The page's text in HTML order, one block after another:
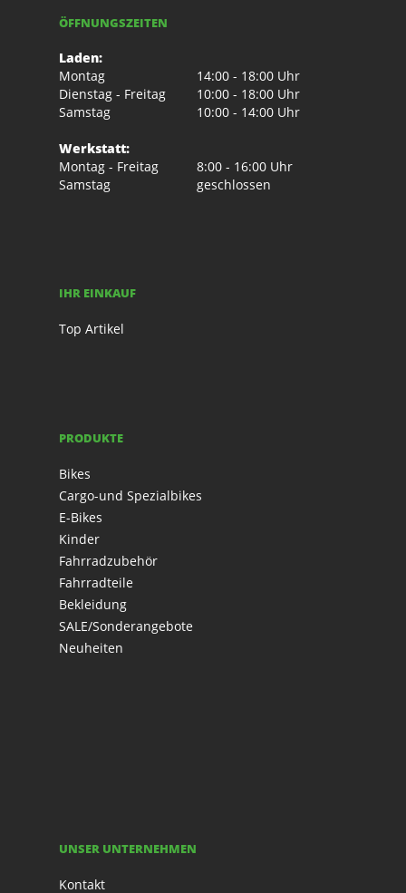
ÖFFNUNGSZEITEN
Laden:
Montag
14:00 - 18:00 Uhr
Dienstag - Freitag
10:00 - 18:00 Uhr
Samstag
10:00 - 14:00 Uhr
Werkstatt:
Montag - Freitag
8:00 - 16:00 Uhr
Samstag
geschlossen
IHR EINKAUF
Top Artikel
PRODUKTE
Bikes
Cargo-und Spezialbikes
E-Bikes
Kinder
Fahrradzubehör
Fahrradteile
Bekleidung
SALE/Sonderangebote
Neuheiten
UNSER UNTERNEHMEN
Kontakt